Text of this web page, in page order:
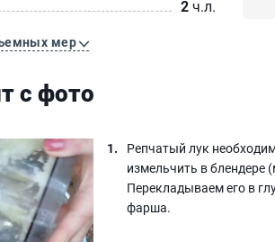
2ч.л.
мер
с фото
Репчатый лук
измельчить в блендере
Перекладываем его в
фарша.